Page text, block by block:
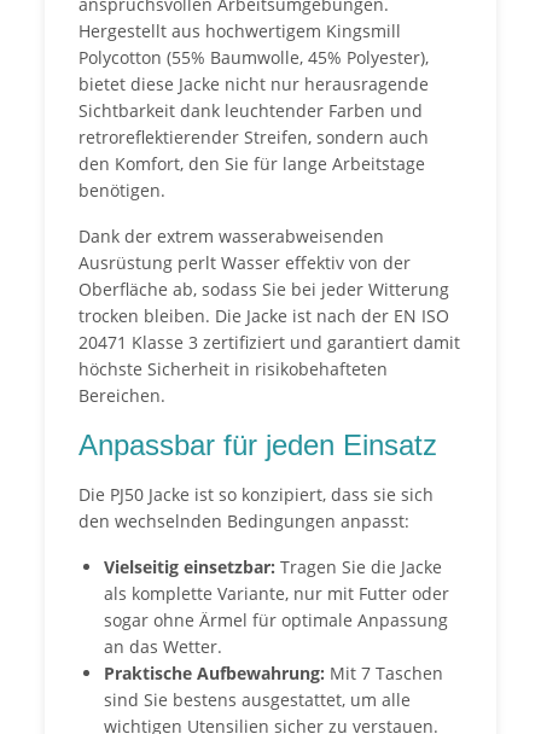
Hergestellt aus hochwertigem Kingsmill
Polycotton (55% Baumwolle, 45% Polyester),
bietet diese Jacke nicht nur herausragende
Sichtbarkeit dank leuchtender Farben und
retroreflektierender Streifen, sondern auch
den Komfort, den Sie für lange Arbeitstage
benötigen.
Dank der extrem wasserabweisenden
Ausrüstung perlt Wasser effektiv von der
Oberfläche ab, sodass Sie bei jeder Witterung
trocken bleiben. Die Jacke ist nach der EN ISO
20471 Klasse 3 zertifiziert und garantiert damit
höchste Sicherheit in risikobehafteten
Bereichen.
Anpassbar für jeden Einsatz
Die PJ50 Jacke ist so konzipiert, dass sie sich
den wechselnden Bedingungen anpasst:
Vielseitig einsetzbar: Tragen Sie die Jacke
als komplette Variante, nur mit Futter oder
sogar ohne Ärmel für optimale Anpassung
an das Wetter.
Praktische Aufbewahrung: Mit 7 Taschen
sind Sie bestens ausgestattet, um alle
wichtigen Utensilien sicher zu verstauen.